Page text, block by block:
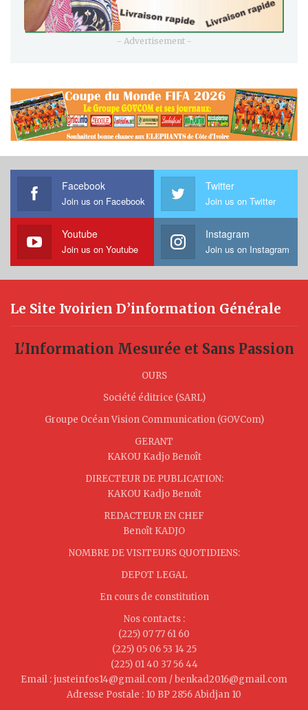
- Advertisement -
Facebook
Join us on Facebook
Twitter
Join us on Twitter
Youtube
Join us on Youtube
Instagram
Join us on Instagram
Le Site Ivoirien D’information Générale
L'Information Mesurée et Sans Passion
OURS
Société éditrice (SARL)
Groupe Océan Vision Communication (GOVCom)
GERANT
KAKOU Kadjo Benoît
DIRECTEUR DE PUBLICATION:
KAKOU Kadjo Benoît
REDACTEUR EN CHEF
Benoît KADJO
NOMBRE DE VISITEURS QUOTIDIENS:
DEPOT LEGAL
En cours de constitution
Nos contacts :
(225) 07 77 61 60
(225) 05 06 53 14 25
(225) 01 40 37 56 44
Email : justeinfos14@gmail.com / benkad2016@gmail.com
Adresse Postale : 10 BP 2856 Abidjan 10